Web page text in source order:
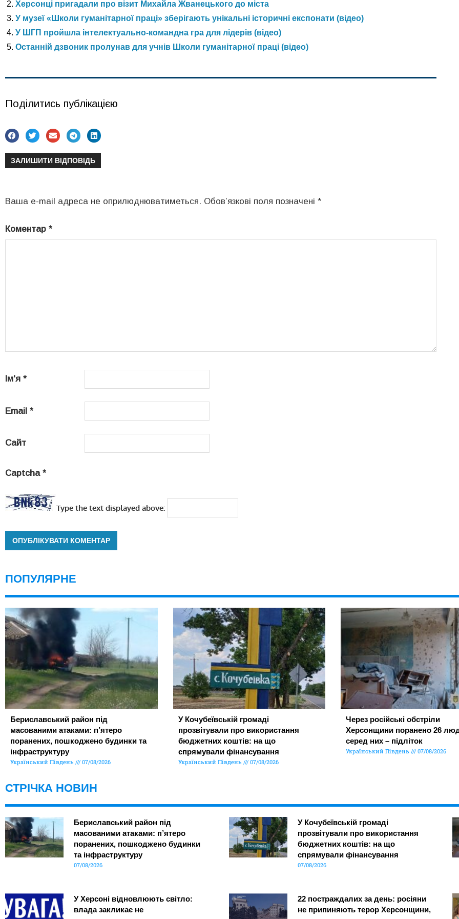
Херсонці пригадали про візит Михайла Жванецького до міста
У музеї «Школи гуманітарної праці» зберігають унікальні історичні експонати (відео)
У ШГП пройшла інтелектуально-командна гра для лідерів (відео)
Останній дзвоник пролунав для учнів Школи гуманітарної праці (відео)
Поділитись публікацією
ЗАЛИШИТИ ВІДПОВІДЬ
Ваша e-mail адреса не оприлюднюватиметься. Обов’язкові поля позначені *
Коментар *
Ім'я *
Email *
Сайт
Captcha *
Type the text displayed above:
ПОПУЛЯРНЕ
Бериславський район під
масованими атаками: п’ятеро
поранених, пошкоджено будинки та
інфраструктуру
Український Південь 07/08/2026
У Кочубеївській громаді
прозвітували про використання
бюджетних коштів: на що
спрямували фінансування
Український Південь 07/08/2026
Через російські обстріли
Херсонщини поранено 26
серед них – підліток
Український Південь 07/08/2026
СТРІЧКА НОВИН
Бериславський район під
масованими атаками: п’ятеро
поранених, пошкоджено будинки
та інфраструктуру
07/08/2026
У Кочубеївській громаді
прозвітували про використання
бюджетних коштів: на що
спрямували фінансування
07/08/2026
У Херсоні відновлюють світло:
влада закликає не
22 постраждалих за день: росіяни
не припиняють терор Херсонщини,